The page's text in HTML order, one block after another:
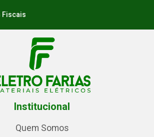
Fiscais
Institucional
Quem Somos